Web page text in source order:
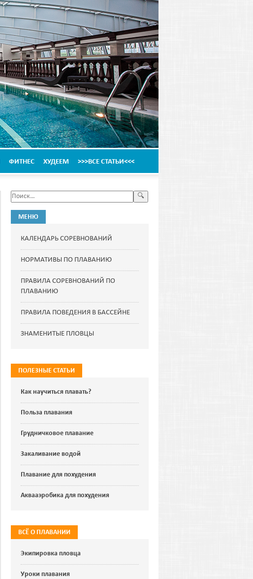
ФИТНЕС ХУДЕЕМ >>>ВСЕ СТАТЬИ<<<
МЕНЮ
КАЛЕНДАРЬ СОРЕВНОВАНИЙ
НОРМАТИВЫ ПО ПЛАВАНИЮ
ПРАВИЛА СОРЕВНОВАНИЙ ПО
ПЛАВАНИЮ
ПРАВИЛА ПОВЕДЕНИЯ В БАССЕЙНЕ
ЗНАМЕНИТЫЕ ПЛОВЦЫ
ПОЛЕЗНЫЕ СТАТЬИ
Как научиться плавать?
Польза плавания
Грудничковое плавание
Закаливание водой
Плавание для похудения
Аквааэробика для похудения
ВСЁ О ПЛАВАНИИ
Экипировка пловца
Уроки плавания